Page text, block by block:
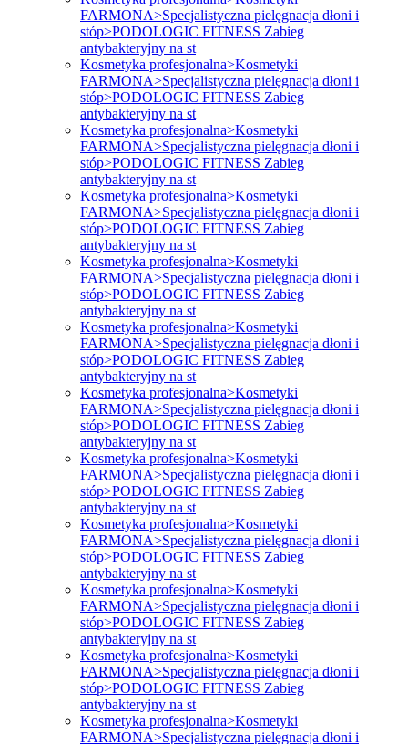
FARMONA>Specjalistyczna pielęgnacja dłoni i
stóp>PODOLOGIC FITNESS Zabieg
antybakteryjny na st
Kosmetyka profesjonalna>Kosmetyki
FARMONA>Specjalistyczna pielęgnacja dłoni i
stóp>PODOLOGIC FITNESS Zabieg
antybakteryjny na st
Kosmetyka profesjonalna>Kosmetyki
FARMONA>Specjalistyczna pielęgnacja dłoni i
stóp>PODOLOGIC FITNESS Zabieg
antybakteryjny na st
Kosmetyka profesjonalna>Kosmetyki
FARMONA>Specjalistyczna pielęgnacja dłoni i
stóp>PODOLOGIC FITNESS Zabieg
antybakteryjny na st
Kosmetyka profesjonalna>Kosmetyki
FARMONA>Specjalistyczna pielęgnacja dłoni i
stóp>PODOLOGIC FITNESS Zabieg
antybakteryjny na st
Kosmetyka profesjonalna>Kosmetyki
FARMONA>Specjalistyczna pielęgnacja dłoni i
stóp>PODOLOGIC FITNESS Zabieg
antybakteryjny na st
Kosmetyka profesjonalna>Kosmetyki
FARMONA>Specjalistyczna pielęgnacja dłoni i
stóp>PODOLOGIC FITNESS Zabieg
antybakteryjny na st
Kosmetyka profesjonalna>Kosmetyki
FARMONA>Specjalistyczna pielęgnacja dłoni i
stóp>PODOLOGIC FITNESS Zabieg
antybakteryjny na st
Kosmetyka profesjonalna>Kosmetyki
FARMONA>Specjalistyczna pielęgnacja dłoni i
stóp>PODOLOGIC FITNESS Zabieg
antybakteryjny na st
Kosmetyka profesjonalna>Kosmetyki
FARMONA>Specjalistyczna pielęgnacja dłoni i
stóp>PODOLOGIC FITNESS Zabieg
antybakteryjny na st
Kosmetyka profesjonalna>Kosmetyki
FARMONA>Specjalistyczna pielęgnacja dłoni i
stóp>PODOLOGIC FITNESS Zabieg
antybakteryjny na st
Kosmetyka profesjonalna>Kosmetyki
FARMONA>Specjalistyczna pielęgnacja dłoni i